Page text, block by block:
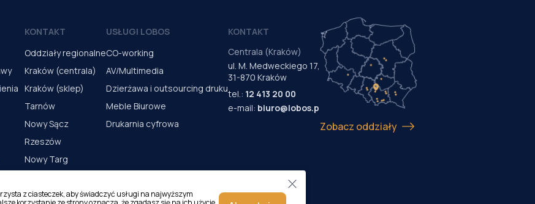
KONTAKT
Oddziały regionalne
Kraków (centrala)
Kraków (sklep)
Tarnów
Nowy Sącz
Rzeszów
Nowy Targ
Katowice
USŁUGI LOBOS
CO-working
AV/Multimedia
Dzierżawa i outsourcing druku
Meble Biurowe
Drukarnia cyfrowa
KONTAKT
Centrala (Kraków)
ul. M. Medweckiego 17,
31-870 Kraków
tel.: 12 413 20 00
e-mail: biuro@lobos.pl
Zobacz oddziały
z ciasteczek, aby świadczyć usługi na najwyższym